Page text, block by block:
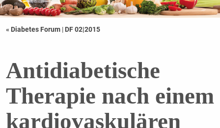
« Diabetes Forum | DF 02|2015
Antidiabetische
Therapie nach einem
­kardiovaskulären